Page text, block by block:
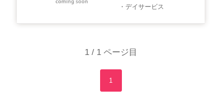
・デイサービス
1 / 1 ページ目
1